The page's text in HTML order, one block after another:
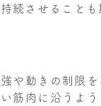
続させることも
や動きの制限
筋肉に沿うよ